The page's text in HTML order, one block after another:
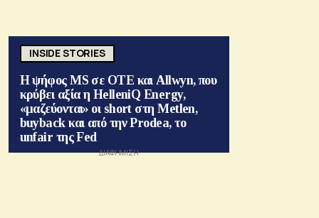
INSIDE STORIES
Η ψήφος MS σε ΟΤΕ και Allwyn, που
κρύβει αξία η HelleniQ Energy,
«μαζεύονται» οι short στη Metlen,
buyback και από την Prodea, το
unfair της Fed